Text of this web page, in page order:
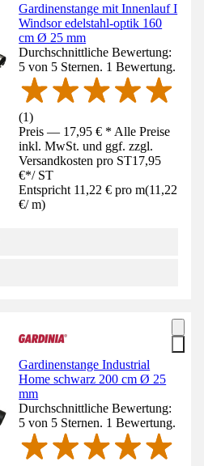
Gardinenstange mit Innenlauf I
Windsor edelstahl-optik 160
cm Ø 25 mm
Durchschnittliche Bewertung:
5 von 5 Sternen. 1 Bewertung.
(1)
Preis — 17,95 € * Alle Preise
inkl. MwSt. und ggf. zzgl.
Versandkosten pro ST17,95
€*/ ST
Entspricht 11,22 € pro m(11,22
€/ m)
Gardinenstange Industrial
Home schwarz 200 cm Ø 25
mm
Durchschnittliche Bewertung:
5 von 5 Sternen. 1 Bewertung.